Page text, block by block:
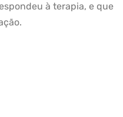
à terapia, e que